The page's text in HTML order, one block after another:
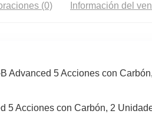
(0) Información del
Advanced 5 Acciones con
5 Acciones con Carbón, 2